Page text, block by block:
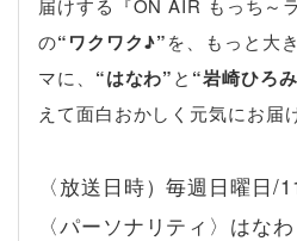
届けする『ON AIR もっち～
の“ワクワク♪”を、もっと大
マに、 “はなわ”と “岩崎ひろ
えて面白おかしく元気にお届
〈放送日時）毎週日曜日/
〈パーソナリティ〉はな